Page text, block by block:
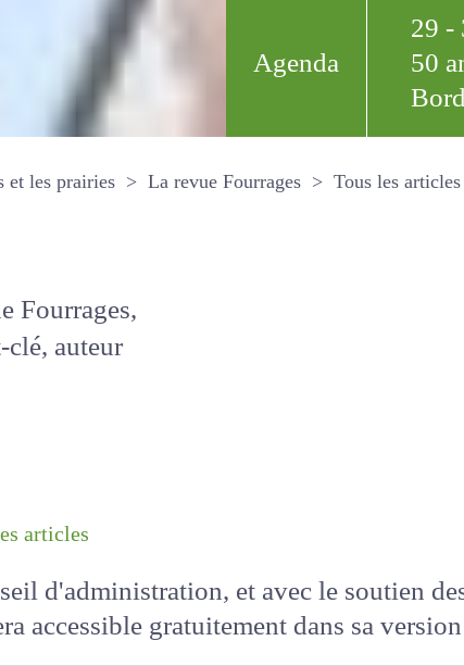
Agenda
29 -
50
et les prairies La revue Fourrages Tous
par
d'administration, et avec le soutien
accessiblegratuitementdans sa